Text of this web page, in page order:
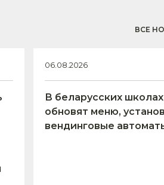
ВСЕ
06.08.2026
В беларусских школах
обновят меню,
вендинговые